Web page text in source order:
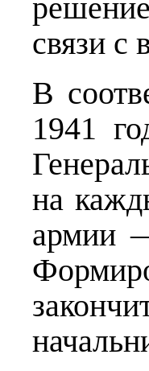
связи с
В
1941
на
армии